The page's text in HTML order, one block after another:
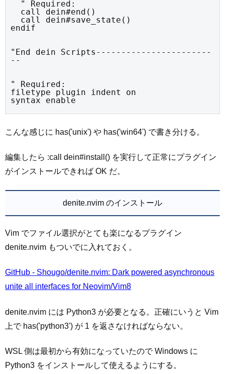
endif
"End dein Scripts-----------------------
--
" Required:
filetype plugin indent on
syntax enable
こんな感じに has('unix') や has('win64') で書き分ける。
編集したら :call dein#install() を実行して正常にプラグイン
がインストールできれば OK だ。
denite.nvim のインストール
Vim でファイル選択がとても楽になるプラグイン
denite.nvim もついでに入れておく。
GitHub - Shougo/denite.nvim: Dark powered asynchronous
unite all interfaces for Neovim/Vim8
denite.nvim には Python3 が必要となる。正確にいうと Vim
上で has('python3') が 1 を返さなければならない。
WSL 側は最初から有効になっていたので Windows に
Python3 をインストールして使えるようにする。